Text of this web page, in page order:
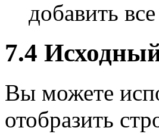
добавить
7.4
Вы можете
отобразить